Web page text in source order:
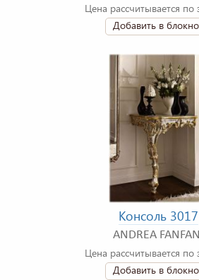
Цена рассчитывается по
Добавить в
Консоль 3017
ANDREA
Цена рассчитывается по
Добавить в